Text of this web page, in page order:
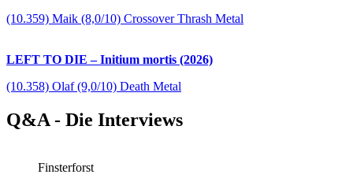
(10.359) Maik (8,0/10) Crossover Thrash Metal
LEFT TO DIE – Initium mortis (2026)
(10.358) Olaf (9,0/10) Death Metal
Q&A - Die Interviews
Finsterforst